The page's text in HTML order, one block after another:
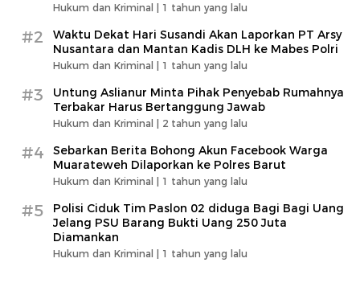
Hukum dan Kriminal | 1 tahun yang lalu
#2
Waktu Dekat Hari Susandi Akan Laporkan PT Arsy
Nusantara dan Mantan Kadis DLH ke Mabes Polri
Hukum dan Kriminal | 1 tahun yang lalu
#3
Untung Aslianur Minta Pihak Penyebab Rumahnya
Terbakar Harus Bertanggung Jawab
Hukum dan Kriminal | 2 tahun yang lalu
#4
Sebarkan Berita Bohong Akun Facebook Warga
Muarateweh Dilaporkan ke Polres Barut
Hukum dan Kriminal | 1 tahun yang lalu
#5
Polisi Ciduk Tim Paslon 02 diduga Bagi Bagi Uang
Jelang PSU Barang Bukti Uang 250 Juta
Diamankan
Hukum dan Kriminal | 1 tahun yang lalu